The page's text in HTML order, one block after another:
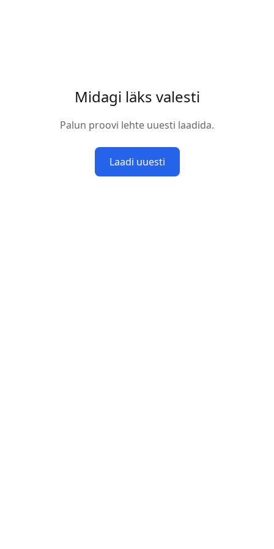
Midagi läks valesti
Palun proovi lehte uuesti laadida.
Laadi uuesti